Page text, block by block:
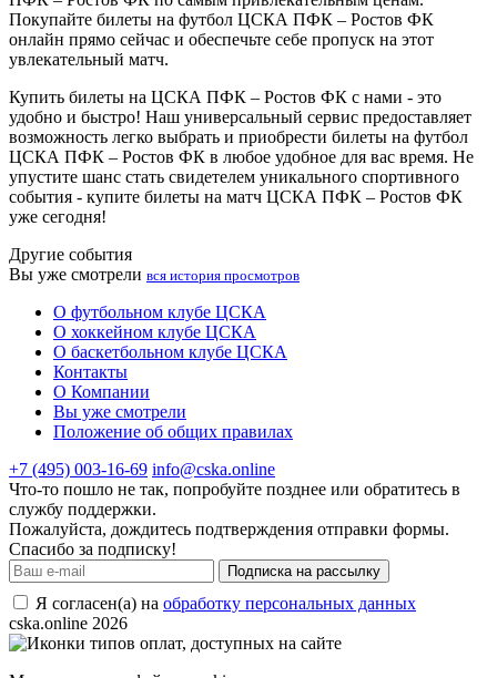
Покупайте билеты на футбол ЦСКА ПФК – Ростов ФК
онлайн прямо сейчас и обеспечьте себе пропуск на этот
увлекательный матч.
Купить билеты на ЦСКА ПФК – Ростов ФК с нами - это
удобно и быстро! Наш универсальный сервис предоставляет
возможность легко выбрать и приобрести билеты на футбол
ЦСКА ПФК – Ростов ФК в любое удобное для вас время. Не
упустите шанс стать свидетелем уникального спортивного
события - купите билеты на матч ЦСКА ПФК – Ростов ФК
уже сегодня!
Другие события
Вы уже смотрели вся история просмотров
О футбольном клубе ЦСКА
О хоккейном клубе ЦСКА
О баскетбольном клубе ЦСКА
Контакты
О Компании
Вы уже смотрели
Положение об общих правилах
+7 (495) 003-16-69 info@cska.online
Что-то пошло не так, попробуйте позднее или обратитесь в
службу поддержки.
Пожалуйста, дождитесь подтверждения отправки формы.
Спасибо за подписку!
Подписка на рассылку
Я согласен(а) на обработку персональных данных
cska.online 2026